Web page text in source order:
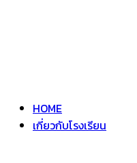
HOME
เกี่ยวกับโรงเรียน